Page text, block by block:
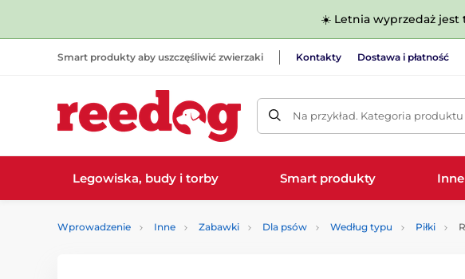
☀️ Letnia wyprzedaż jest
Smart produkty aby uszczęśliwić zwierzaki Kontakty Dostawa i płatność
Na przykład. Kategoria produktu
Legowiska, budy i torby Smart produkty Inne
Wprowadzenie Inne Zabawki Dla psów Według typu Piłki